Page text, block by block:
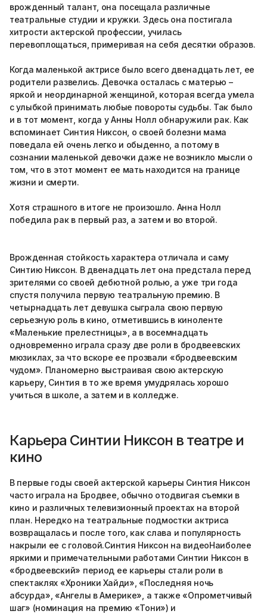
врожденный талант, она посещала различные
театральные студии и кружки. Здесь она постигала
хитрости актерской профессии, училась
перевоплощаться, примеривая на себя десятки образов.
Когда маленькой актрисе было всего двенадцать лет, ее
родители развелись. Девочка осталась с матерью –
яркой и неординарной женщиной, которая всегда умела
с улыбкой принимать любые повороты судьбы. Так было
и в тот момент, когда у Анны Нолл обнаружили рак. Как
вспоминает Синтия Никсон, о своей болезни мама
поведала ей очень легко и обыденно, а потому в
сознании маленькой девочки даже не возникло мысли о
том, что в этот момент ее мать находится на границе
жизни и смерти.
Хотя страшного в итоге не произошло. Анна Нолл
победила рак в первый раз, а затем и во второй.
Врожденная стойкость характера отличала и саму
Синтию Никсон. В двенадцать лет она предстала перед
зрителями со своей дебютной ролью, а уже три года
спустя получила первую театральную премию. В
четырнадцать лет девушка сыграла свою первую
серьезную роль в кино, отметившись в киноленте
«Маленькие прелестницы», а в восемнадцать
одновременно играла сразу две роли в бродвеевских
мюзиклах, за что вскоре ее прозвали «бродвеевским
чудом». Планомерно выстраивая свою актерскую
карьеру, Синтия в то же время умудрялась хорошо
учиться в школе, а затем и в колледже.
Карьера Синтии Никсон в театре и
кино
В первые годы своей актерской карьеры Синтия Никсон
часто играла на Бродвее, обычно отодвигая съемки в
кино и различных телевизионный проектах на второй
план. Нередко на театральные подмостки актриса
возвращалась и после того, как слава и популярность
накрыли ее с головой.Синтия Никсон на видеоНаиболее
яркими и примечательными работами Синтии Никсон в
«бродвеевский» период ее карьеры стали роли в
спектаклях «Хроники Хайди», «Последняя ночь
абсурда», «Ангелы в Америке», а также «Опрометчивый
шаг» (номинация на премию «Тони») и